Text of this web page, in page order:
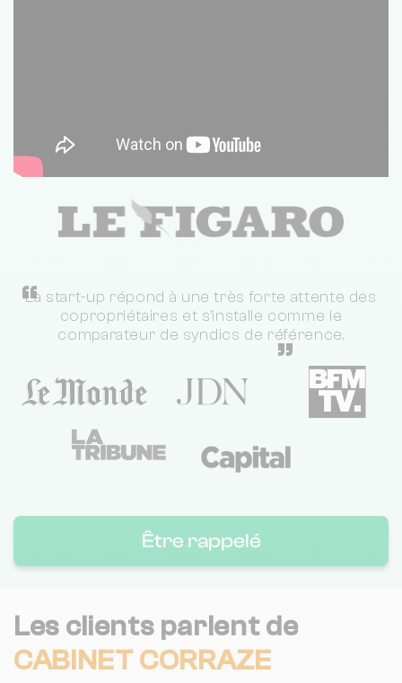
“
La start-up répond à une très forte attente des
copropriétaires et s'installe comme le
comparateur de syndics de référence.
”
Être rappelé
Les clients parlent de
CABINET CORRAZE